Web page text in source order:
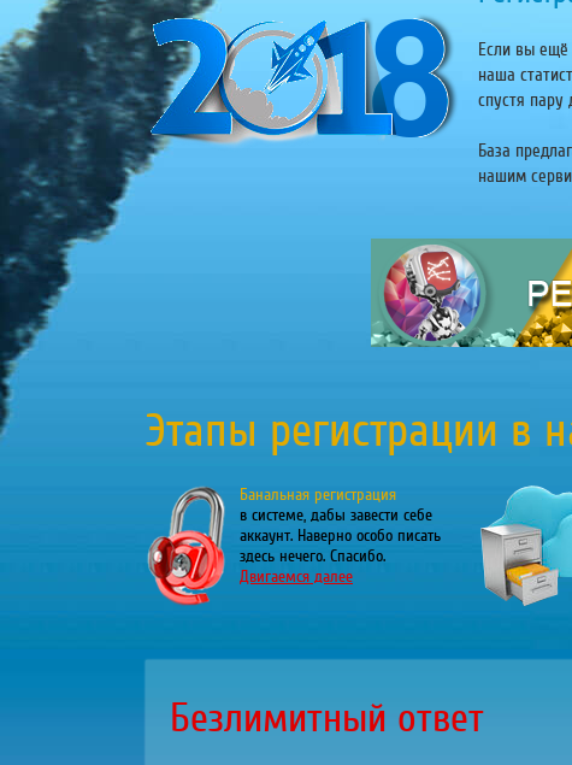
Если вы ещё
наша
спустя
База
нашим
Этапы регистрации в
Банальная регистрация
в системе, дабы завести себе
аккаунт. Наверно особо писать
здесь нечего. Спасибо.
Двигаемся далее
Безлимитный ответ